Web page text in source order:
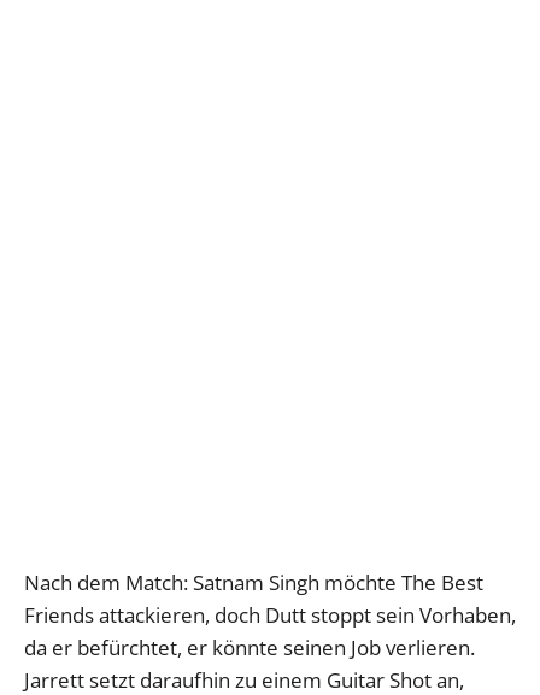
Nach dem Match: Satnam Singh möchte The Best
Friends attackieren, doch Dutt stoppt sein Vorhaben,
da er befürchtet, er könnte seinen Job verlieren.
Jarrett setzt daraufhin zu einem Guitar Shot an,